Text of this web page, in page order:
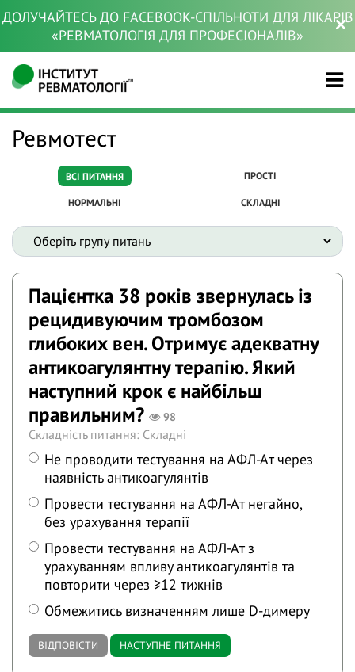
ДОЛУЧАЙТЕСЬ ДО FACEBOOK-СПІЛЬНОТИ ДЛЯ ЛІКАРІВ
«РЕВМАТОЛОГІЯ ДЛЯ ПРОФЕСІОНАЛІВ»
Ревмотест
ВСІ ПИТАННЯ ПРОСТІ
НОРМАЛЬНІ СКЛАДНІ
Пацієнтка 38 років звернулась із
рецидивуючим тромбозом
глибоких вен. Отримує адекватну
антикоагулянтну терапію. Який
наступний крок є найбільш
правильним?
98
Складність питання: Складні
Не проводити тестування на АФЛ-Ат через
наявність антикоагулянтів
Провести тестування на АФЛ-Ат негайно,
без урахування терапії
Провести тестування на АФЛ-Ат з
урахуванням впливу антикоагулянтів та
повторити через ≥12 тижнів
Обмежитись визначенням лише D-димеру
ВІДПОВІСТИ НАСТУПНЕ ПИТАННЯ